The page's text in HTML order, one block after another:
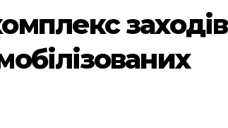
заходів